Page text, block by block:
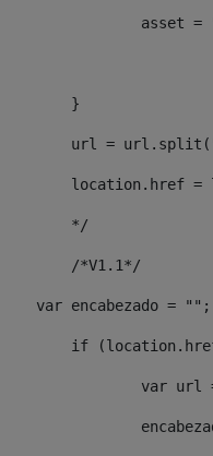
asset
location.href
		*/
		/*V1.1*/
	    var encabezado = "";
if
var